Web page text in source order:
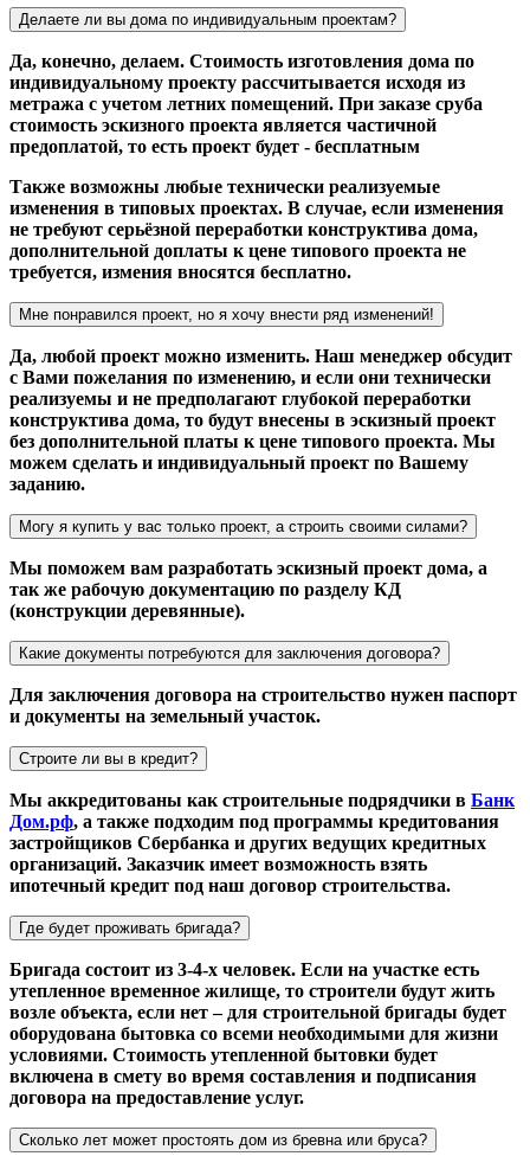
Делаете ли вы дома по индивидуальным проектам?
Да, конечно, делаем. Стоимость изготовления дома по
индивидуальному проекту рассчитывается исходя из
метража с учетом летних помещений. При заказе сруба
стоимость эскизного проекта является частичной
предоплатой, то есть проект будет - бесплатным
Также возможны любые технически реализуемые
изменения в типовых проектах. В случае, если изменения
не требуют серьёзной переработки конструктива дома,
дополнительной доплаты к цене типового проекта не
требуется, измения вносятся бесплатно.
Мне понравился проект, но я хочу внести ряд изменений!
Да, любой проект можно изменить. Наш менеджер обсудит
с Вами пожелания по изменению, и если они технически
реализуемы и не предполагают глубокой переработки
конструктива дома, то будут внесены в эскизный проект
без дополнительной платы к цене типового проекта. Мы
можем сделать и индивидуальный проект по Вашему
заданию.
Могу я купить у вас только проект, а строить своими силами?
Мы поможем вам разработать эскизный проект дома, а
так же рабочую документацию по разделу КД
(конструкции деревянные).
Какие документы потребуются для заключения договора?
Для заключения договора на строительство нужен паспорт
и документы на земельный участок.
Строите ли вы в кредит?
Мы аккредитованы как строительные подрядчики в Банк
Дом.рф, а также подходим под программы кредитования
застройщиков Сбербанка и других ведущих кредитных
организаций. Заказчик имеет возможность взять
ипотечный кредит под наш договор строительства.
Где будет проживать бригада?
Бригада состоит из 3-4-х человек. Если на участке есть
утепленное временное жилище, то строители будут жить
возле объекта, если нет – для строительной бригады будет
оборудована бытовка со всеми необходимыми для жизни
условиями. Стоимость утепленной бытовки будет
включена в смету во время составления и подписания
договора на предоставление услуг.
Сколько лет может простоять дом из бревна или бруса?